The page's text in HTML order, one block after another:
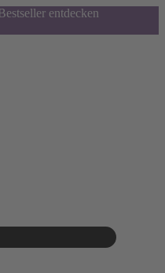
entdecken